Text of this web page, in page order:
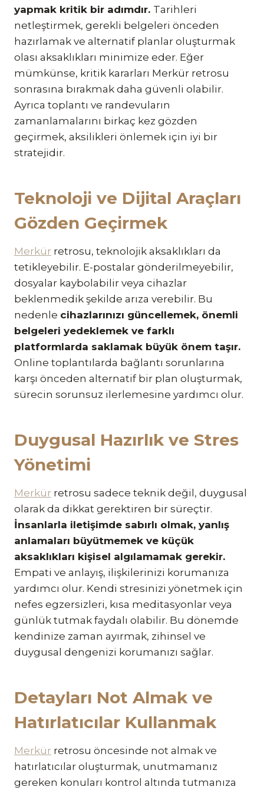
yapmak kritik bir adımdır. Tarihleri
netleştirmek, gerekli belgeleri önceden
hazırlamak ve alternatif planlar oluşturmak
olası aksaklıkları minimize eder. Eğer
mümkünse, kritik kararları Merkür retrosu
sonrasına bırakmak daha güvenli olabilir.
Ayrıca toplantı ve randevuların
zamanlamalarını birkaç kez gözden
geçirmek, aksilikleri önlemek için iyi bir
stratejidir.
Teknoloji ve Dijital Araçları
Gözden Geçirmek
Merkür retrosu, teknolojik aksaklıkları da
tetikleyebilir. E-postalar gönderilmeyebilir,
dosyalar kaybolabilir veya cihazlar
beklenmedik şekilde arıza verebilir. Bu
nedenle cihazlarınızı güncellemek, önemli
belgeleri yedeklemek ve farklı
platformlarda saklamak büyük önem taşır.
Online toplantılarda bağlantı sorunlarına
karşı önceden alternatif bir plan oluşturmak,
sürecin sorunsuz ilerlemesine yardımcı olur.
Duygusal Hazırlık ve Stres
Yönetimi
Merkür retrosu sadece teknik değil, duygusal
olarak da dikkat gerektiren bir süreçtir.
İnsanlarla iletişimde sabırlı olmak, yanlış
anlamaları büyütmemek ve küçük
aksaklıkları kişisel algılamamak gerekir.
Empati ve anlayış, ilişkilerinizi korumanıza
yardımcı olur. Kendi stresinizi yönetmek için
nefes egzersizleri, kısa meditasyonlar veya
günlük tutmak faydalı olabilir. Bu dönemde
kendinize zaman ayırmak, zihinsel ve
duygusal dengenizi korumanızı sağlar.
Detayları Not Almak ve
Hatırlatıcılar Kullanmak
Merkür retrosu öncesinde not almak ve
hatırlatıcılar oluşturmak, unutmamanız
gereken konuları kontrol altında tutmanıza